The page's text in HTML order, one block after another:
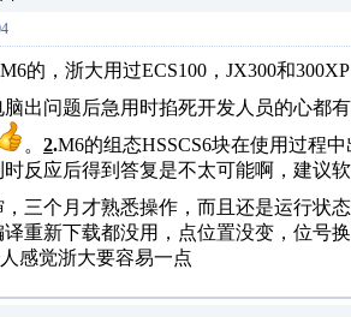
的，浙大用过ECS100，JX300和
出问题后急用时掐死开发人员的心都
。 2.M6的组态HSSCS6块在使用过程
反应后得到答复是不太可能啊，建议
三个月才熟悉操作，而且还是运行状
重新下载都没用，点位置没变，位号
感觉浙大要容易一点